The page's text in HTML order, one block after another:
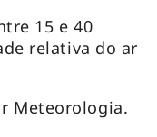
15 e 40
relativa do ar
Meteorologia.